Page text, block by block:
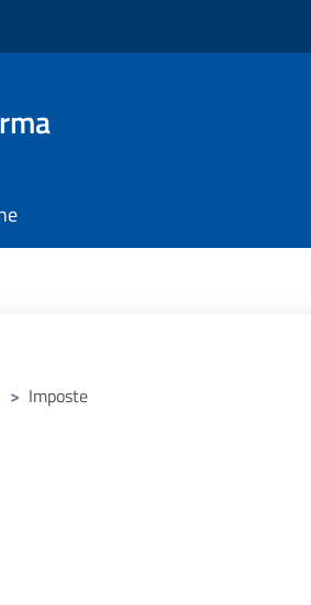
> Imposte